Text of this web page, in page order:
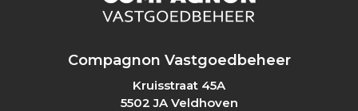
Compagnon Vastgoedbeheer
Kruisstraat 45A
5502 JA Veldhoven